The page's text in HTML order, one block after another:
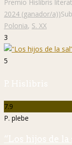
Premio Hislibris
2024 (ganador/a))
Polonia, S. XX
3
5
P. Hislibris
7.9
P. plebe
“Los hijos de